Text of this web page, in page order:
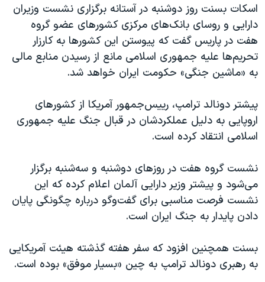
اسکات بسنت روز دوشنبه در آستانه برگزاری نشست وزیران
دارایی و روسای بانک‌های مرکزی کشورهای عضو گروه
هفت در پاریس گفت که پیوستن این کشورها به کارزار
تحریم‌ها علیه جمهوری اسلامی مانع از رسیدن منابع مالی
به «ماشین جنگی» حکومت ایران خواهد شد.
پیشتر دونالد ترامپ، رییس‌جمهور آمریکا از کشورهای
اروپایی به دلیل عملکردشان در قبال جنگ علیه جمهوری
اسلامی انتقاد کرده است.
نشست گروه هفت در روزهای دوشنبه و سه‌شنبه برگزار
می‌شود و پیشتر وزیر دارایی آلمان اعلام کرده که این
نشست فرصت مناسبی برای گفت‌وگو درباره چگونگی پایان
دادن پایدار به جنگ ایران است.
بسنت همچنین افزود که سفر هفته گذشته هیئت آمریکایی
به رهبری دونالد ترامپ به چین «بسیار موفق» بوده است.